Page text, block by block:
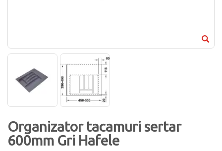
Organizator tacamuri sertar
600mm Gri Hafele